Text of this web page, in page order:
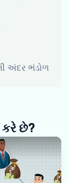
અંદર ભંડોળ
કરે છે?